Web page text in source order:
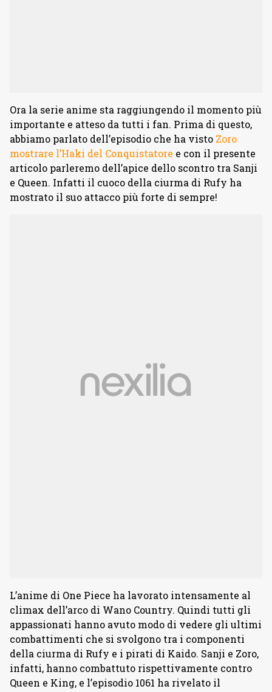
Ora la serie anime sta raggiungendo il momento più
importante e atteso da tutti i fan. Prima di questo,
abbiamo parlato dell’episodio che ha visto Zoro
mostrare l’Haki del Conquistatore e con il presente
articolo parleremo dell’apice dello scontro tra Sanji
e Queen. Infatti il cuoco della ciurma di Rufy ha
mostrato il suo attacco più forte di sempre!
L’anime di One Piece ha lavorato intensamente al
climax dell’arco di Wano Country. Quindi tutti gli
appassionati hanno avuto modo di vedere gli ultimi
combattimenti che si svolgono tra i componenti
della ciurma di Rufy e i pirati di Kaido. Sanji e Zoro,
infatti, hanno combattuto rispettivamente contro
Queen e King, e l’episodio 1061 ha rivelato il